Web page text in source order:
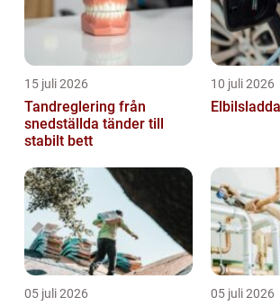
15 juli 2026
Tandreglering från
snedställda tänder till
stabilt bett
10 juli 2026
05 juli 2026 05 juli 2026